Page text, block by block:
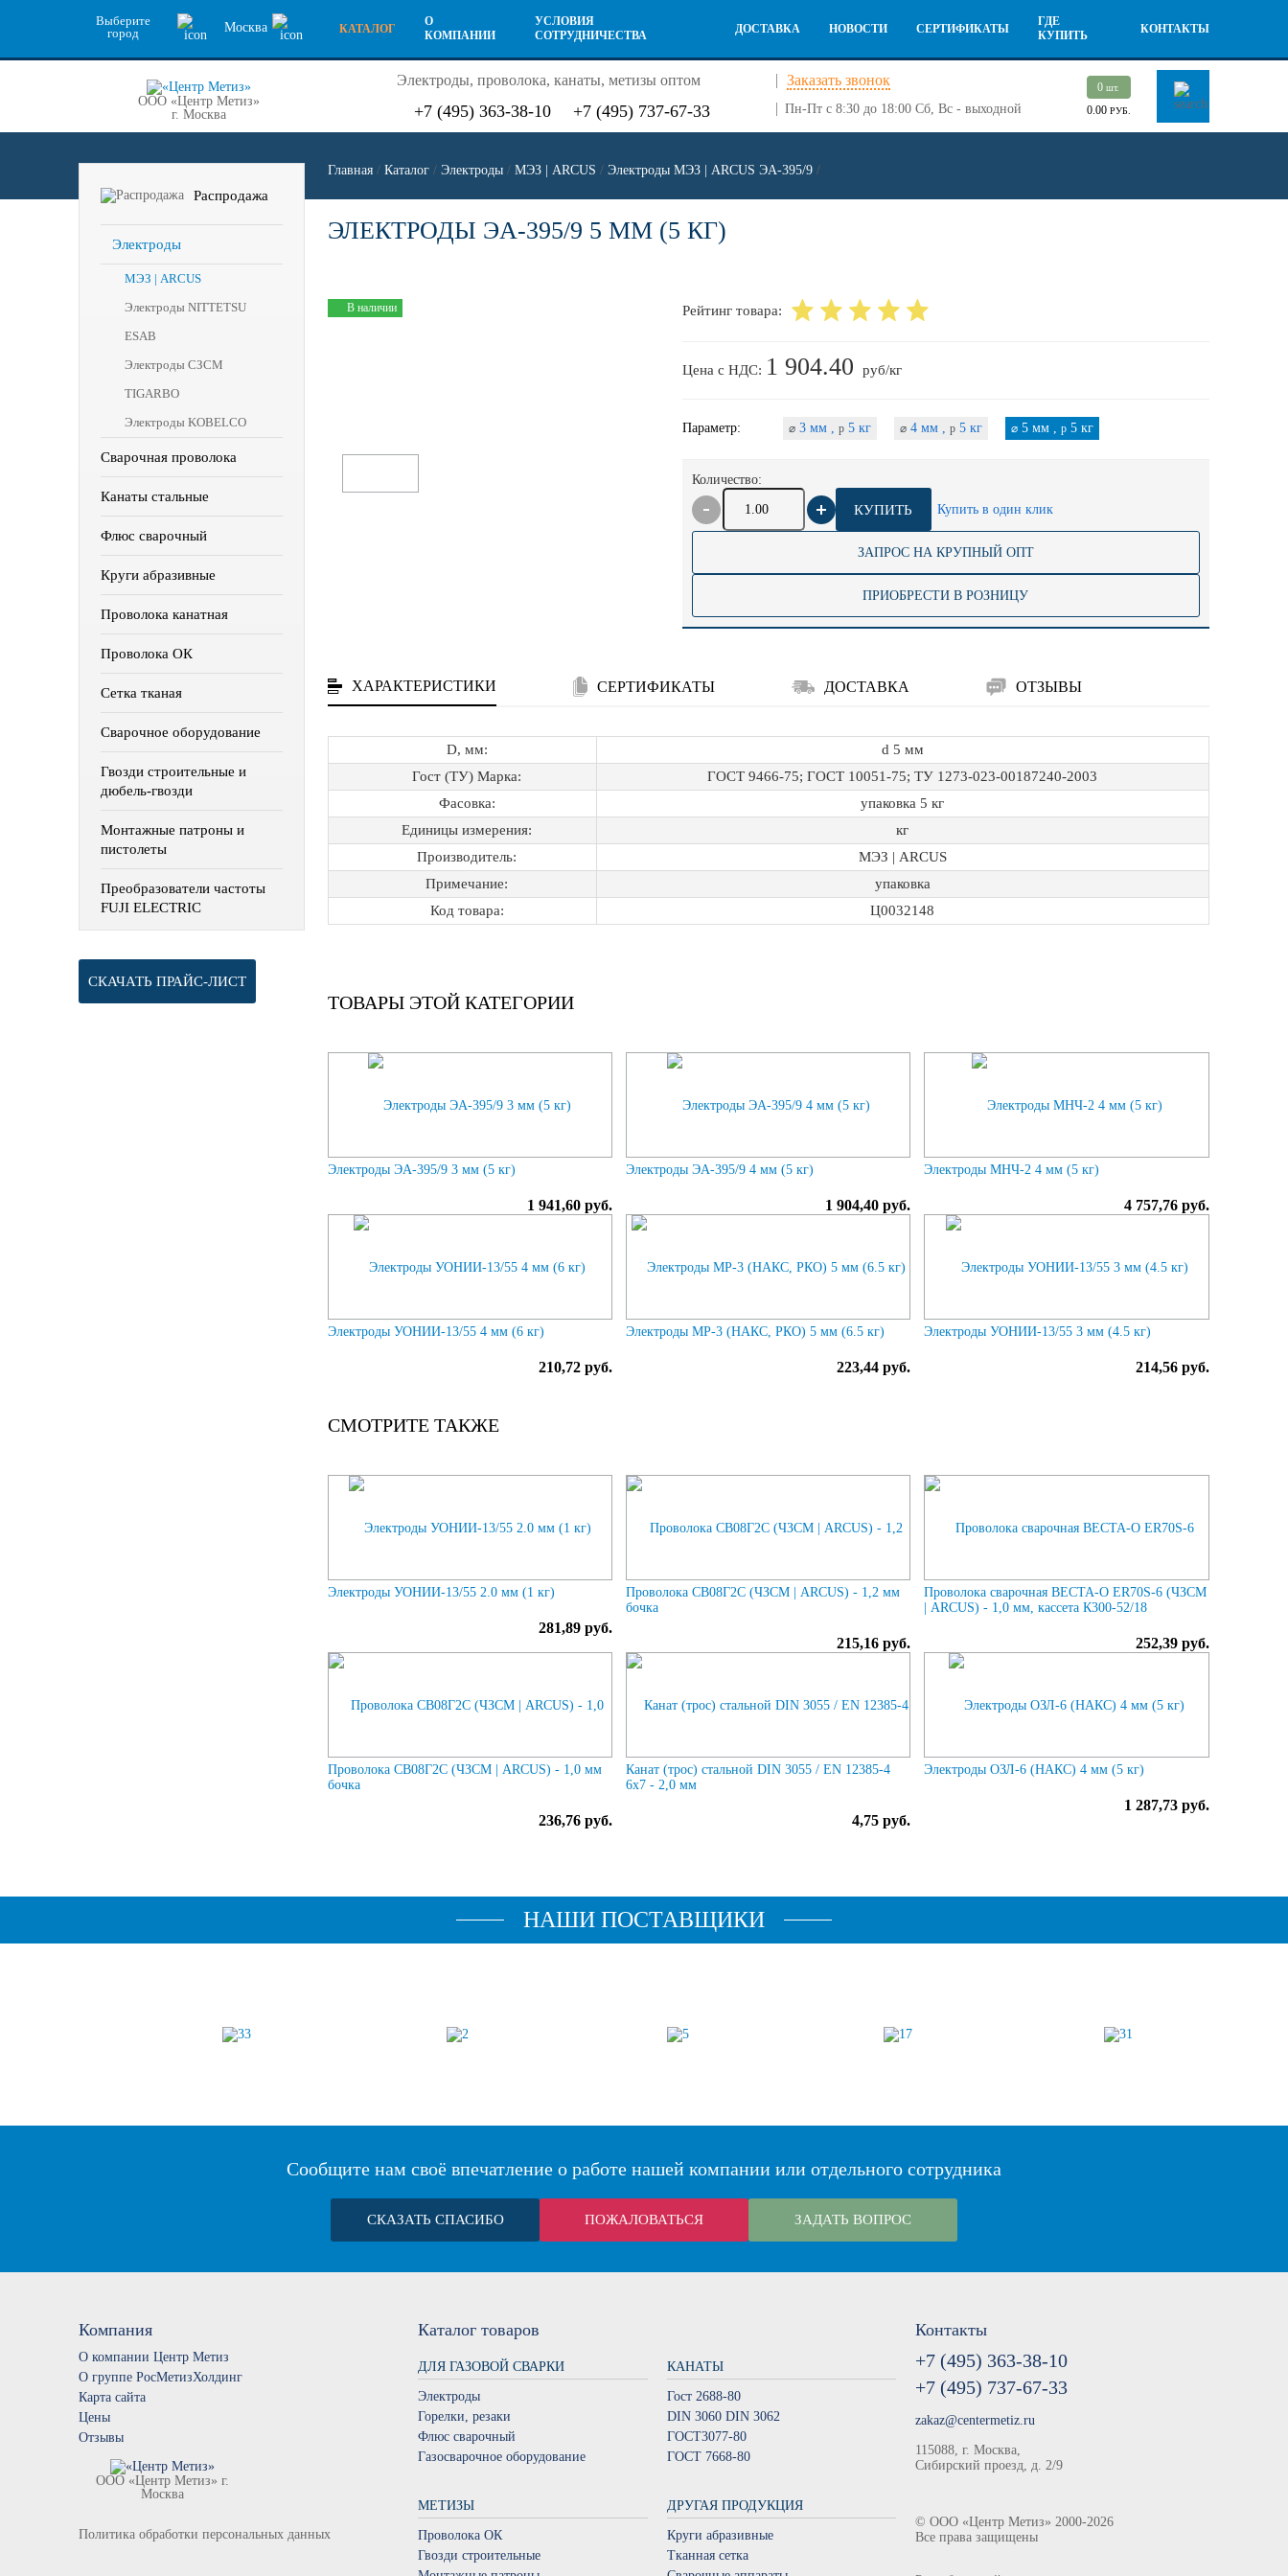
Выберите
город
Москва КАТАЛОГ
О
КОМПАНИИ
УСЛОВИЯ
СОТРУДНИЧЕСТВА
ДОСТАВКА НОВОСТИ СЕРТИФИКАТЫ
ГДЕ
КУПИТЬ
КОНТАКТЫ
ООО «Центр Метиз»
г. Москва
Электроды, проволока, канаты, метизы оптом Заказать звонок
+7 (495) 363-38-10 +7 (495) 737-67-33 Пн-Пт с 8:30 до 18:00 Сб, Вс - выходной
0шт.
0.00 РУБ.
Распродажа
Электроды
МЭЗ | ARCUS
Электроды NITTETSU
ESAB
Электроды СЗСМ
TIGARBO
Электроды KOBELCO
Сварочная проволока
Канаты стальные
Флюс сварочный
Круги абразивные
Проволока канатная
Проволока ОК
Сетка тканая
Сварочное оборудование
Гвозди строительные и
дюбель-гвозди
Монтажные патроны и
пистолеты
Преобразователи частоты
FUJI ELECTRIC
СКАЧАТЬ ПРАЙС-ЛИСТ
Главная / Каталог / Электроды / МЭЗ | ARCUS / Электроды МЭЗ | ARCUS ЭА-395/9 /
ЭЛЕКТРОДЫ ЭА-395/9 5 ММ (5 КГ)
В наличии Рейтинг товара:
Цена с НДС: 1 904.40 руб/кг
Параметр: ⌀3 мм , p5 кг ⌀4 мм , p5 кг ⌀5 мм , p5 кг
Количество:
КУПИТЬ Купить в один клик
ЗАПРОС НА КРУПНЫЙ ОПТ
ПРИОБРЕСТИ В РОЗНИЦУ
ХАРАКТЕРИСТИКИ СЕРТИФИКАТЫ ДОСТАВКА ОТЗЫВЫ
D, мм:
d 5 мм
Гост (ТУ) Марка:
ГОСТ 9466-75; ГОСТ 10051-75; ТУ 1273-023-00187240-2003
Фасовка:
упаковка 5 кг
Единицы измерения:
кг
Производитель:
МЭЗ | ARCUS
Примечание:
упаковка
Код товара:
Ц0032148
ТОВАРЫ ЭТОЙ КАТЕГОРИИ
Электроды ЭА-395/9 3 мм (5 кг)
1 941,60 руб.
Электроды ЭА-395/9 4 мм (5 кг)
1 904,40 руб.
Электроды МНЧ-2 4 мм (5 кг)
4 757,76 руб.
Электроды УОНИИ-13/55 4 мм (6 кг)
210,72 руб.
Электроды МР-3 (НАКС, РКО) 5 мм (6.5 кг)
223,44 руб.
Электроды УОНИИ-13/55 3 мм (4.5 кг)
214,56 руб.
СМОТРИТЕ ТАКЖЕ
Электроды УОНИИ-13/55 2.0 мм (1 кг)
281,89 руб.
Проволока СВ08Г2С (ЧЗСМ | ARCUS) - 1,2 мм
бочка
215,16 руб.
Проволока сварочная ВЕСТА-О ER70S-6 (ЧЗСМ
| ARCUS) - 1,0 мм, кассета К300-52/18
252,39 руб.
Проволока СВ08Г2С (ЧЗСМ | ARCUS) - 1,0 мм
бочка
236,76 руб.
Канат (трос) стальной DIN 3055 / EN 12385-4
6x7 - 2,0 мм
4,75 руб.
Электроды ОЗЛ-6 (НАКС) 4 мм (5 кг)
1 287,73 руб.
НАШИ ПОСТАВЩИКИ
Сообщите нам своё впечатление о работе нашей компании или отдельного сотрудника
СКАЗАТЬ СПАСИБО ПОЖАЛОВАТЬСЯ ЗАДАТЬ ВОПРОС
Компания
О компании Центр Метиз
О группе РосМетизХолдинг
Карта сайта
Цены
Отзывы
ООО «Центр Метиз» г.
Москва
Политика обработки персональных данных
Каталог товаров
ДЛЯ ГАЗОВОЙ СВАРКИ
Электроды
Горелки, резаки
Флюс сварочный
Газосварочное оборудование
КАНАТЫ
Гост 2688-80
DIN 3060 DIN 3062
ГОСТ3077-80
ГОСТ 7668-80
МЕТИЗЫ
Проволока ОК
Гвозди строительные
ДРУГАЯ ПРОДУКЦИЯ
Круги абразивные
Тканная сетка
Контакты
+7 (495) 363-38-10
+7 (495) 737-67-33
zakaz@centermetiz.ru
115088, г. Москва,
Сибирский проезд, д. 2/9
©ООО «Центр Метиз» 2000-2026
Все права защищены